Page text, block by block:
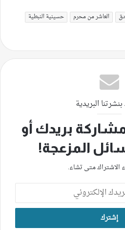
العاشر من محرم
حسينية النبطية
البريدية
بريدك أو
المزعجة!
الاشتراك متى تشاء.